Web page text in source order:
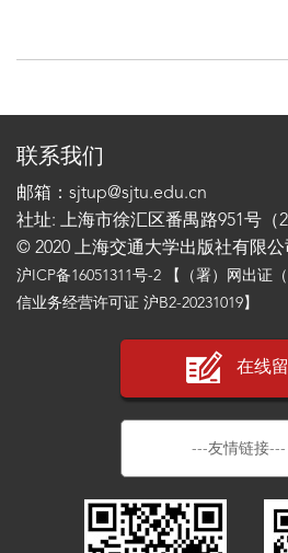
联系我们
邮箱：sjtup@sjtu.edu.cn
社址: 上海市徐汇区番禺路951号（
© 2020 上海交通大学出版社有限公
沪ICP备16051311号-2 【（署）网出证
信业务经营许可证 沪B2-20231019】
在线